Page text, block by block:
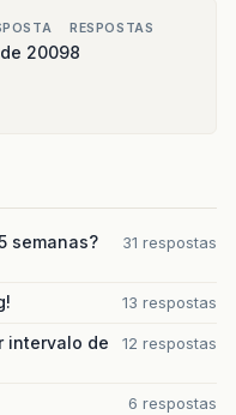
2009
RESPOSTAS
8
semanas?
31 respostas
13 respostas
intervalo de
12 respostas
6 respostas